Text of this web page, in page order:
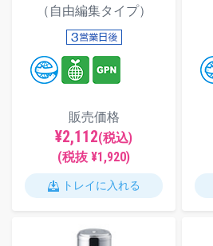
（自由編集タイプ）
販売価格
¥2,112(税込)
(税抜 ¥1,920)
トレイに入れる